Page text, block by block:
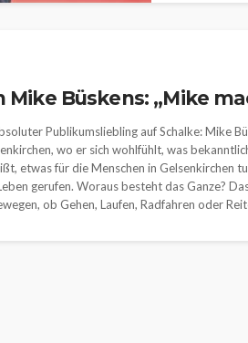
Mike Büskens: „Mike
Publikumsliebling auf Schalke: Mike
wo er sich wohlfühlt, was
etwas für die Menschen in Gelsenkirchen
gerufen. Woraus besteht das Ganze?
ob Gehen, Laufen, Radfahren oder